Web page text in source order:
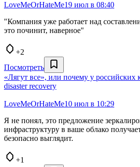
LoveMeOrHateMe19 июл в 08:40
"Компания уже работает над
это починит, наверное"
+2
Посмотреть
«Лягут все», или почему у
disaster recovery
LoveMeOrHateMe10 июл в 10:29
Я не понял, это предложение
инфраструктуру в ваше облако
безопасно выглядит.
+1